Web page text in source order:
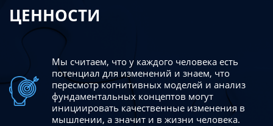
ЦЕННОСТИ
Мы считаем, что у каждого человека есть
потенциал для изменений и знаем, что
пересмотр когнитивных моделей и анализ
фундаментальных концептов могут
инициировать качественные изменения в
мышлении, а значит и в жизни человека.